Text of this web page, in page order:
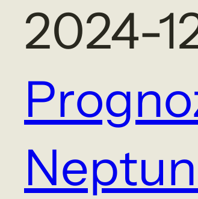
2024-